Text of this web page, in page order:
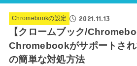
Chromebookの設定 2021.11.13
【クロームブック/
Chromebookがサポートさ
の簡単な対処方法